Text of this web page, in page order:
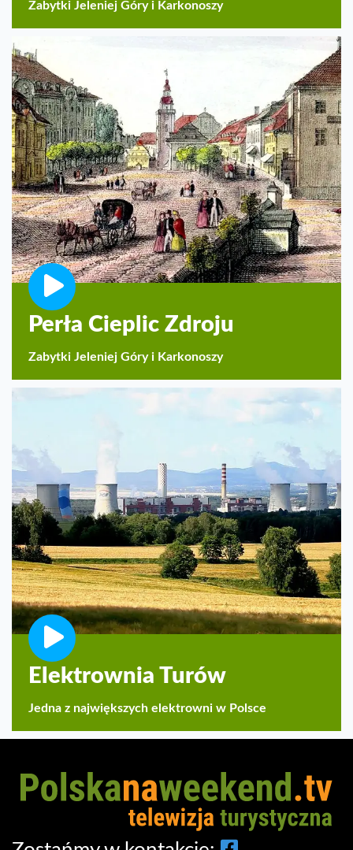
Zabytki Jeleniej Góry i Karkonoszy
Perła Cieplic Zdroju
Zabytki Jeleniej Góry i Karkonoszy
Elektrownia Turów
Jedna z największych elektrowni w Polsce